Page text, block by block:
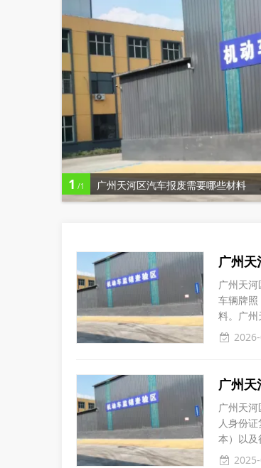
1 /1 广州天河区汽车报废需要哪些材料
广州天
广州天
车辆牌
料。广
件）；3.
广州天
广州天河区汽
人身份
本）以及行驶证。 预约我平台上门拖车，电
址，配合司机装车